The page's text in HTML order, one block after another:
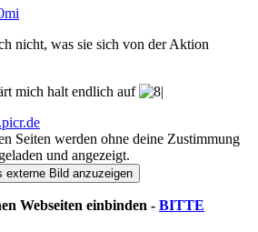
nicht, was sie sich von der Aktion
mich halt endlich auf
Seiten werden ohne deine Zustimmung
und angezeigt.
externe Bild anzuzeigen
Webseiten einbinden - BITTE